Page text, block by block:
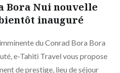
Bora Nui nouvelle
inauguré
du Conrad Bora Bora
e-Tahiti Travel vous propose
de prestige, lieu de séjour